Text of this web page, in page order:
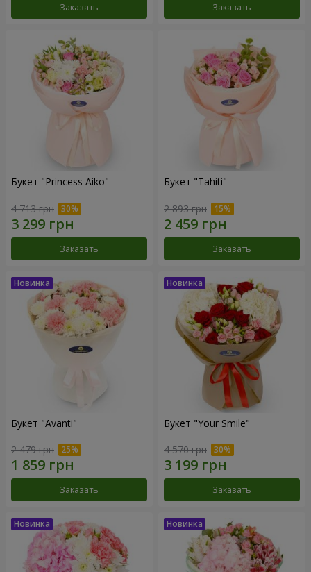
Заказать Заказать
Букет "Princess Aiko"
4 713 грн
Заказать
Букет "Tahiti"
2 893 грн
Заказать
Букет "Avanti"
2 479 грн
Заказать
Букет "Your Smile"
4 570 грн
Заказать